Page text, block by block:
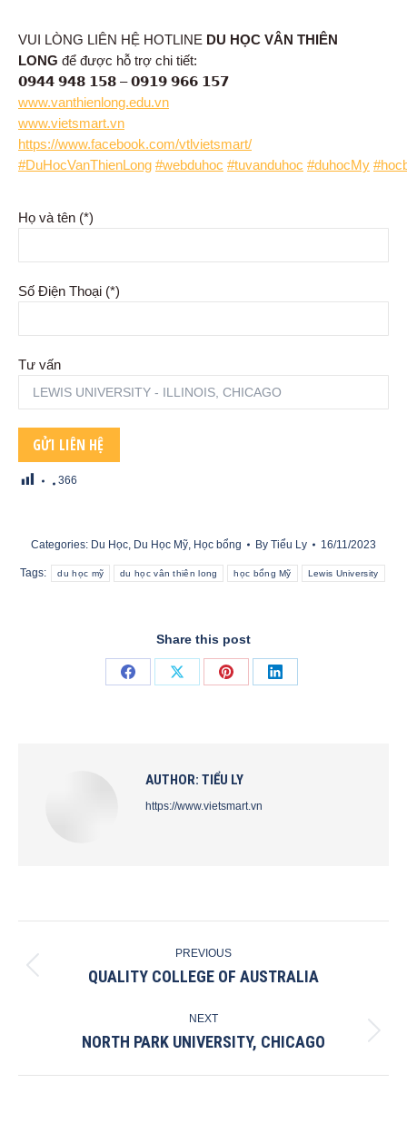
VUI LÒNG LIÊN HỆ HOTLINE DU HỌC VÂN THIÊN
LONG để được hỗ trợ chi tiết:
𝟬𝟵𝟰𝟰 𝟵𝟰𝟴 𝟭𝟱𝟴 – 𝟬𝟵𝟭𝟵 𝟵𝟲𝟲 𝟭𝟱𝟳
www.vanthienlong.edu.vn
www.vietsmart.vn
https://www.facebook.com/vtlvietsmart/
#DuHocVanThienLong #webduhoc #tuvanduhoc #duhocMy
Họ và tên (*)
Số Điện Thoại (*)
Tư vấn
366
Categories: Du Học Du Học Mỹ Học bổng By Tiểu Ly 16/11/2023
Tags: du học mỹ du học vân thiên long học bổng Mỹ Lewis University
Share this post
Share
Share
Share
Share
AUTHOR: TIỂU LY
https://www.vietsmart.vn
NAVIGATION
PREVIOUS
Previous
QUALITY COLLEGE OF AUSTRALIA
NEXT
Next
NORTH PARK UNIVERSITY, CHICAGO